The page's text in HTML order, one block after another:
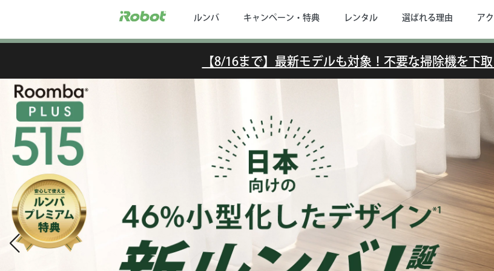
ルンバ キャンペーン・特典 レンタル 選ばれる理由 ア
【8/16まで】最新モデルも対象！不要な掃除機を下取